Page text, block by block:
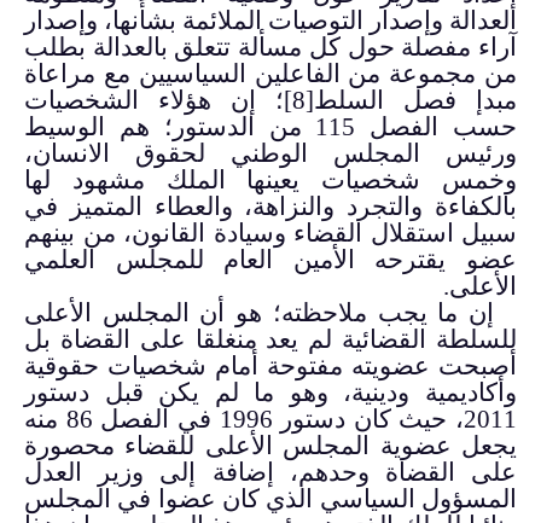
العدالة وإصدار التوصيات الملائمة بشأنها، وإصدار
آراء مفصلة حول كل مسألة تتعلق بالعدالة بطلب
من مجموعة من الفاعلين السياسيين مع مراعاة
مبدإ فصل السلط[8] ؛ إن هؤلاء الشخصيات
حسب الفصل 115 من الدستور؛ هم الوسيط
ورئيس المجلس الوطني لحقوق الانسان،
وخمس شخصيات يعينها الملك مشهود لها
بالكفاءة والتجرد والنزاهة، والعطاء المتميز في
سبيل استقلال القضاء وسيادة القانون، من بينهم
عضو يقترحه الأمين العام للمجلس العلمي
الأعلى.
إن ما يجب ملاحظته؛ هو أن المجلس الأعلى
للسلطة القضائية لم يعد منغلقا على القضاة بل
أصبحت عضويته مفتوحة أمام شخصيات حقوقية
وأكاديمية ودينية، وهو ما لم يكن قبل دستور
2011، حيث كان دستور 1996 في الفصل 86 منه
يجعل عضوية المجلس الأعلى للقضاء محصورة
على القضاة وحدهم، إضافة إلى وزير العدل
المسؤول السياسي الذي كان عضوا في المجلس